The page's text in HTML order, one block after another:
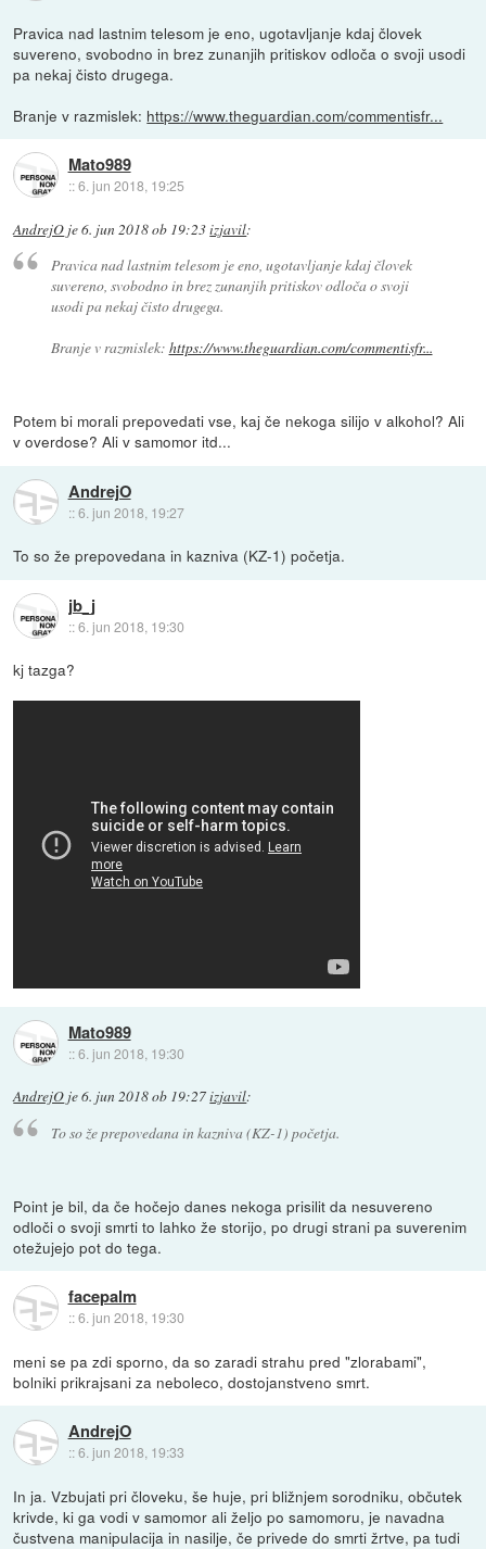
Pravica nad lastnim telesom je eno, ugotavljanje kdaj človek
suvereno, svobodno in brez zunanjih pritiskov odloča o svoji usodi
pa nekaj čisto drugega.
Branje v razmislek: https://www.theguardian.com/commentisfr...
Mato989
::6. jun 2018, 19:25
AndrejO je6. jun 2018 ob 19:23izjavil:
Pravica nad lastnim telesom je eno, ugotavljanje kdaj človek
suvereno, svobodno in brez zunanjih pritiskov odloča o svoji
usodi pa nekaj čisto drugega.
Branje v razmislek: https://www.theguardian.com/commentisfr...
Potem bi morali prepovedati vse, kaj če nekoga silijo v alkohol? Ali
v overdose? Ali v samomor itd...
AndrejO
::6. jun 2018, 19:27
To so že prepovedana in kazniva (KZ-1) početja.
jb_j
::6. jun 2018, 19:30
kj tazga?
Mato989
::6. jun 2018, 19:30
AndrejO je6. jun 2018 ob 19:27izjavil:
To so že prepovedana in kazniva (KZ-1) početja.
Point je bil, da če hočejo danes nekoga prisilit da nesuvereno
odloči o svoji smrti to lahko že storijo, po drugi strani pa suverenim
otežujejo pot do tega.
facepalm
::6. jun 2018, 19:30
meni se pa zdi sporno, da so zaradi strahu pred "zlorabami",
bolniki prikrajsani za neboleco, dostojanstveno smrt.
AndrejO
::6. jun 2018, 19:33
In ja. Vzbujati pri človeku, še huje, pri bližnjem sorodniku, občutek
krivde, ki ga vodi v samomor ali željo po samomoru, je navadna
čustvena manipulacija in nasilje, če privede do smrti žrtve, pa tudi